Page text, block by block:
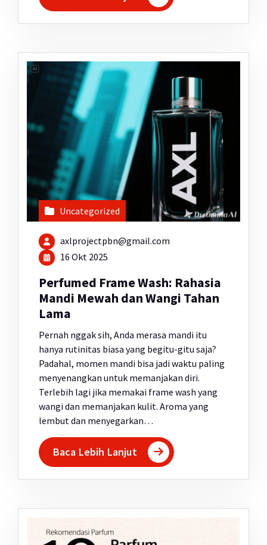
Uncategorized
axlprojectpbn@gmail.com
16 Okt 2025
Perfumed Frame Wash: Rahasia
Mandi Mewah dan Wangi Tahan
Lama
Pernah nggak sih, Anda merasa mandi itu
hanya rutinitas biasa yang begitu-gitu saja?
Padahal, momen mandi bisa jadi waktu paling
menyenangkan untuk memanjakan diri.
Terlebih lagi jika memakai frame wash yang
wangi dan memanjakan kulit. Aroma yang
lembut dan menyegarkan…
Baca Lebih Lanjut